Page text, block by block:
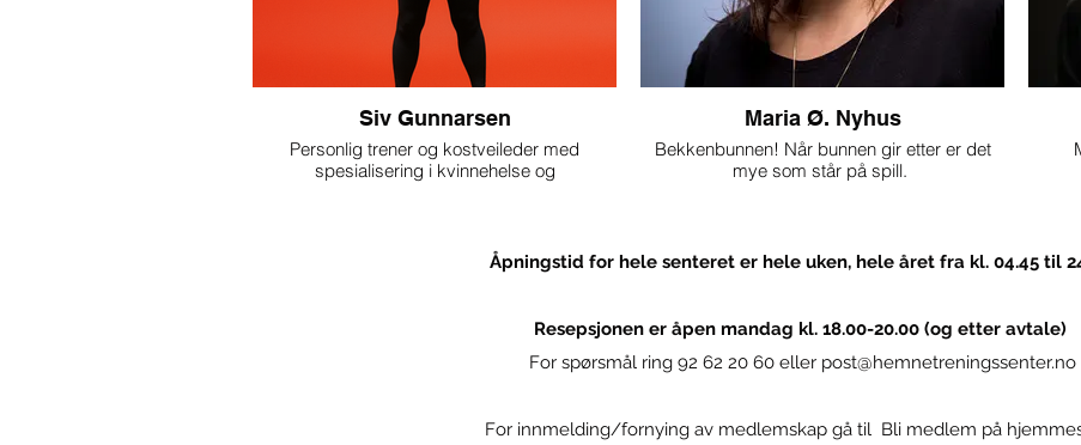
Siv Gunnarsen
Personlig trener og kostveileder med
spesialisering i kvinnehelse og
Hun er stemmen bak Meno og brenner for å
Man kan også delta på styrketrening i
Maria Ø. Nyhus
Bekkenbunnen! Når bunnen gir etter er det
mye som står på spill.
når det ikke fungerer optimalt, og hvilke
muligheter som fins av tiltak og behandling.
Maria er overlege på Kvinneklinikken på St
Olavs hospital og første amanuensis ved
NTNU på institutt for klinisk og molekylær
og underlivsframfall å gjøre, og har forsket på
I dag
Åpningstid for hele senteret er hele uken, hele året fra kl. 04.45 til
Resepsjonen er åpen mandag kl. 18.00-20.00 (og etter avtale)
For spørsmål ring 92 62 20 60 eller post@hemnetreningssenter.no
For innmelding/fornying av medlemskap gå til Bli medlem på